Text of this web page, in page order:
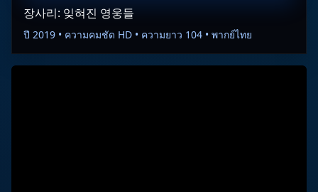
장사리: 잊혀진 영웅들
ปี 2019 • ความคมชัด HD • ความยาว 104 • พากย์ไทย